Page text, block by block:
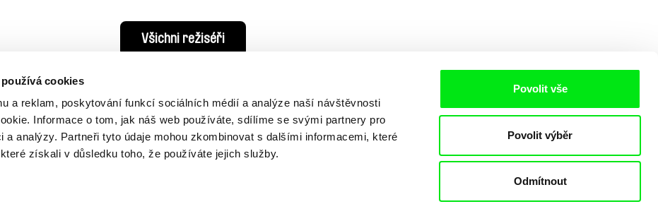
cookies
a reklam, poskytování funkcí sociálních médií a analýze naší návštěvnosti
Informace o tom, jak náš web používáte, sdílíme se svými partnery pro
a analýzy. Partneři tyto údaje mohou zkombinovat s dalšími informacemi, které
získali v důsledku toho, že používáte jejich služby.
Povolit vše
Povolit výběr
Odmítnout
Všichni režiséři